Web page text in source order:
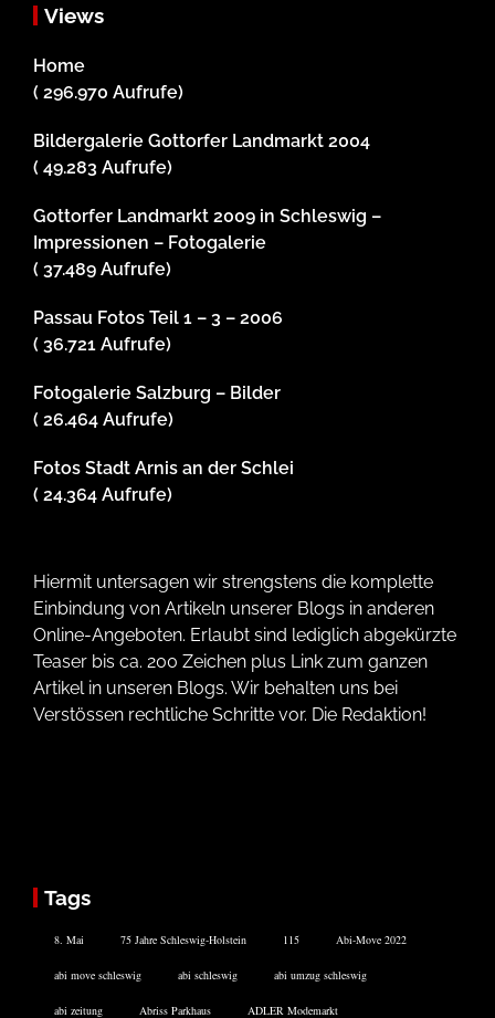
Views
Home
( 296.970 Aufrufe)
Bildergalerie Gottorfer Landmarkt 2004
( 49.283 Aufrufe)
Gottorfer Landmarkt 2009 in Schleswig –
Impressionen – Fotogalerie
( 37.489 Aufrufe)
Passau Fotos Teil 1 – 3 – 2006
( 36.721 Aufrufe)
Fotogalerie Salzburg – Bilder
( 26.464 Aufrufe)
Fotos Stadt Arnis an der Schlei
( 24.364 Aufrufe)
Hiermit untersagen wir strengstens die komplette
Einbindung von Artikeln unserer Blogs in anderen
Online-Angeboten. Erlaubt sind lediglich abgekürzte
Teaser bis ca. 200 Zeichen plus Link zum ganzen
Artikel in unseren Blogs. Wir behalten uns bei
Verstössen rechtliche Schritte vor. Die Redaktion!
Tags
8. Mai 75 Jahre Schleswig-Holstein 115 Abi-Move 2022
abi move schleswig abi schleswig abi umzug schleswig
abi zeitung Abriss Parkhaus ADLER Modemarkt